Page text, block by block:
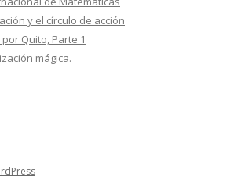
y el círculo de acción
Quito, Parte 1
mágica.